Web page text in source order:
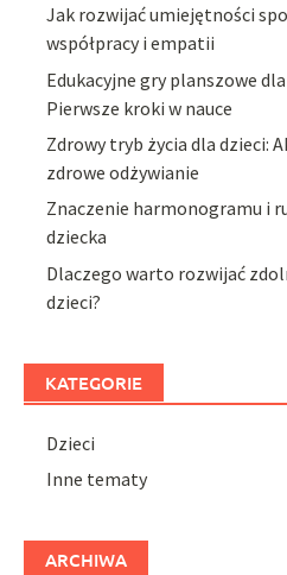
Jak rozwijać umiejętności
współpracy i empatii
Edukacyjne gry planszowe
Pierwsze kroki w nauce
Zdrowy tryb życia dla dzieci:
zdrowe odżywianie
Znaczenie harmonogramu i
dziecka
Dlaczego warto rozwijać
dzieci?
KATEGORIE
Dzieci
Inne tematy
ARCHIWA